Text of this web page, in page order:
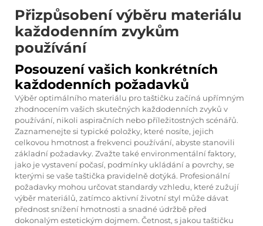
Přizpůsobení výběru materiálu
každodenním zvykům
používání
Posouzení vašich konkrétních
každodenních požadavků
Výběr optimálního materiálu pro taštičku začíná upřímným
zhodnocením vašich skutečných každodenních zvyků v
používání, nikoli aspiračních nebo příležitostných scénářů.
Zaznamenejte si typické položky, které nosíte, jejich
celkovou hmotnost a frekvenci používání, abyste stanovili
základní požadavky. Zvažte také environmentální faktory,
jako je vystavení počasí, podmínky ukládání a povrchy, se
kterými se vaše taštička pravidelně dotýká. Profesionální
požadavky mohou určovat standardy vzhledu, které zužují
výběr materiálů, zatímco aktivní životní styl může dávat
přednost snížení hmotnosti a snadné údržbě před
dokonalým estetickým dojmem. Četnost, s jakou taštičku